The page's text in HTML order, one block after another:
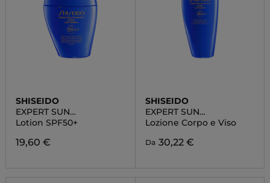
SHISEIDO
EXPERT SUN
PROTECTOR
Lotion SPF50+
19,60 €
SHISEIDO
EXPERT SUN
PROTECTOR
Lozione Corpo e Viso
Da 30,22 €